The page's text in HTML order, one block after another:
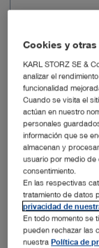
Número de
Potencia
Frecuencia de
Cookies y
KARL STORZ SE &
analizar el
funcionalidad
Cuando se visita el
actúan en nuestro
personales
información que se
almacenan y
usuario por medio de
consentimiento.
En las respectivas
tratamiento de datos
privacidad de
En todo momento se
pueden rechazar las
nuestraPolítica de